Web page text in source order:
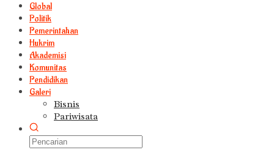
Global
Politik
Pemerintahan
Hukrim
Akademisi
Komunitas
Pendidikan
Galeri
Bisnis
Pariwisata